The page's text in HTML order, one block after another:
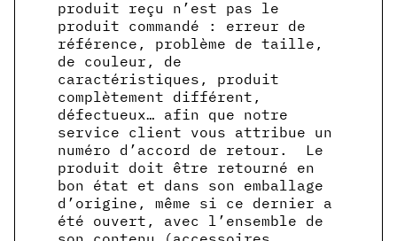
produit reçu n’est pas le
produit commandé : erreur de
référence, problème de taille,
de couleur, de
caractéristiques, produit
complètement différent,
défectueux… afin que notre
service client vous attribue un
numéro d’accord de retour. Le
produit doit être retourné en
bon état et dans son emballage
d’origine, même si ce dernier a
été ouvert, avec l’ensemble de